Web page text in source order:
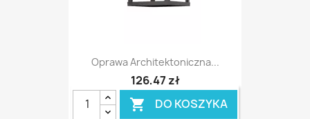
Oprawa Architektoniczna...
126,47 zł
 DO KOSZYKA